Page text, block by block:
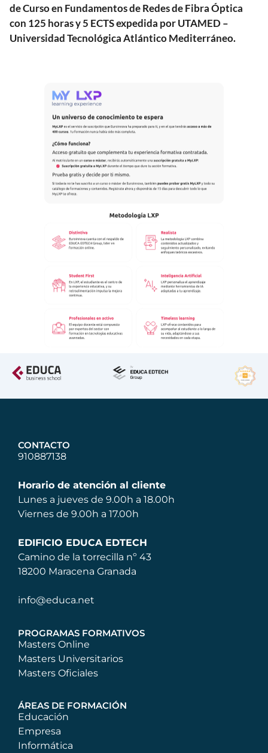
de Curso en Fundamentos de Redes de Fibra Óptica
con 125 horas y 5 ECTS expedida por UTAMED –
Universidad Tecnológica Atlántico Mediterráneo.
CONTACTO
910887138
Horario de atención al cliente
Lunes a jueves de 9.00h a 18.00h
Viernes de 9.00h a 17.00h
EDIFICIO EDUCA EDTECH
Camino de la torrecilla nº 43
18200 Maracena Granada
info@educa.net
PROGRAMAS FORMATIVOS
Masters Online
Masters Universitarios
Masters Oficiales
ÁREAS DE FORMACIÓN
Educación
Empresa
Informática